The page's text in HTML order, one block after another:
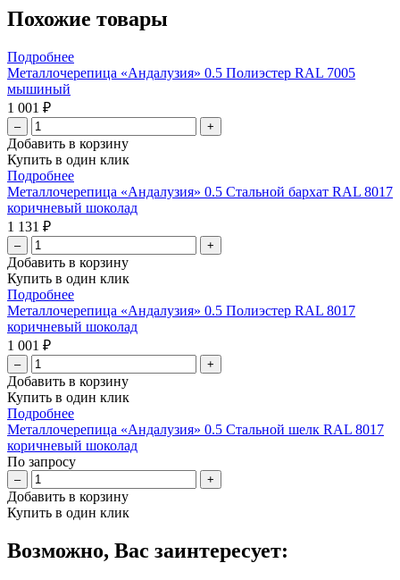
Похожие товары
Подробнее
Металлочерепица «Андалузия» 0.5 Полиэстер RAL 7005
мышиный
1 001 ₽
– +
Добавить в корзину
Купить в один клик
Подробнее
Металлочерепица «Андалузия» 0.5 Стальной бархат RAL 8017
коричневый шоколад
1 131 ₽
– +
Добавить в корзину
Купить в один клик
Подробнее
Металлочерепица «Андалузия» 0.5 Полиэстер RAL 8017
коричневый шоколад
1 001 ₽
– +
Добавить в корзину
Купить в один клик
Подробнее
Металлочерепица «Андалузия» 0.5 Стальной шелк RAL 8017
коричневый шоколад
По запросу
– +
Добавить в корзину
Купить в один клик
Возможно, Вас заинтересует: